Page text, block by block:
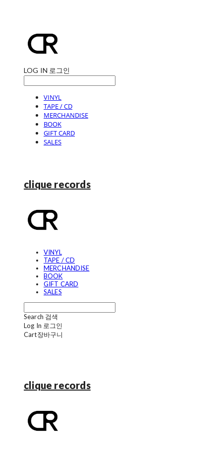
LOG IN 로그인
VINYL
TAPE / CD
MERCHANDISE
BOOK
GIFT CARD
SALES
clique records
VINYL
TAPE / CD
MERCHANDISE
BOOK
GIFT CARD
SALES
Search 검색
Log In 로그인
Cart장바구니
clique records